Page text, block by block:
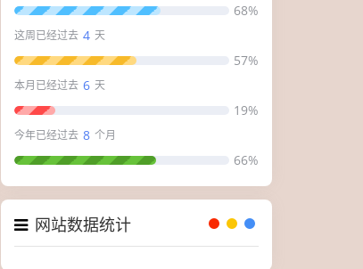
68%
这周已经过去 4 天
57%
本月已经过去 6 天
19%
今年已经过去 8 个月
66%
网站数据统计